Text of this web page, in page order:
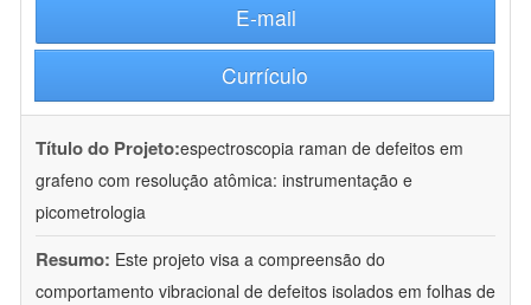
E-mail
Currículo
Título do Projeto:espectroscopia raman de defeitos em
grafeno com resolução atômica: instrumentação e
picometrologia
Resumo: Este projeto visa a compreensão do
comportamento vibracional de defeitos isolados em folhas de